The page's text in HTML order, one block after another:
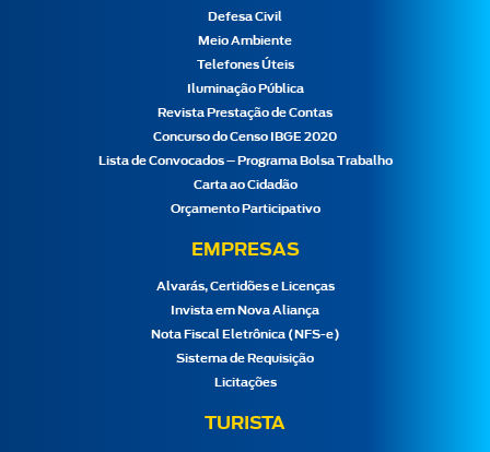
Defesa Civil
Meio Ambiente
Telefones Úteis
Iluminação Pública
Revista Prestação de Contas
Concurso do Censo IBGE 2020
Lista de Convocados – Programa Bolsa Trabalho
Carta ao Cidadão
Orçamento Participativo
EMPRESAS
Alvarás, Certidões e Licenças
Invista em Nova Aliança
Nota Fiscal Eletrônica (NFS-e)
Sistema de Requisição
Licitações
TURISTA